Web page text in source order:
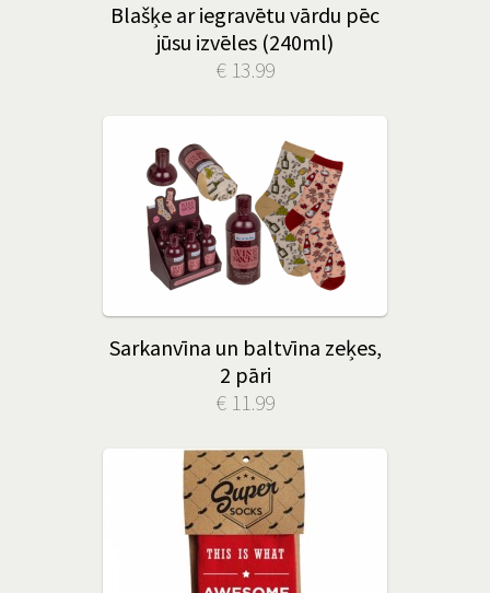
Blašķe ar iegravētu vārdu pēc
jūsu izvēles (240ml)
€ 13.99
Sarkanvīna un baltvīna zeķes,
2 pāri
€ 11.99